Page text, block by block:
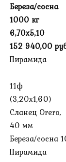
Береза/сосна
1000 кг
6,70х5,10
152 940,00
Пирамида
11ф
(3,20х1,60)
Сланец Orero,
40 мм
Береза/сосна
Пирамида